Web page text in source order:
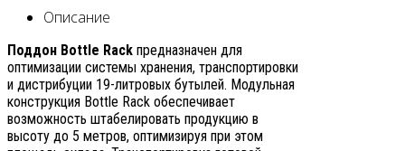
Описание
Поддон Bottle Rack предназначен для
оптимизации системы хранения, транспортировки
и дистрибуции 19-литровых бутылей. Модульная
конструкция Bottle Rack обеспечивает
возможность штабелировать продукцию в
высоту до 5 метров, оптимизируя при этом